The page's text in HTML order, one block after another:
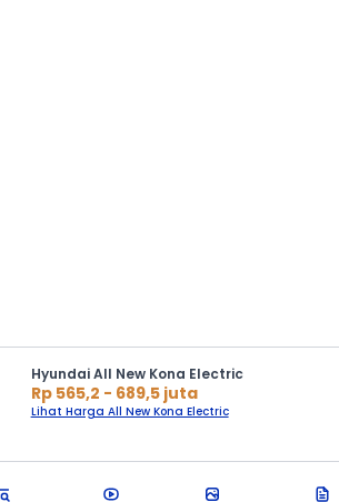
Hyundai All New Kona Electric
Rp 565,2 - 689,5 juta
Lihat Harga All New Kona Electric